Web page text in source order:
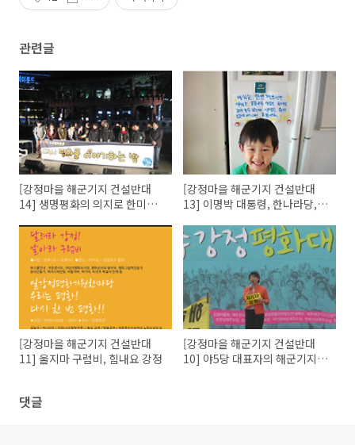
관련글
[강정마을 해군기지 건설반대
14] 생명평화의 의지로 한미
[강정마을 해군기지 건설반대
13] 이명박 대통령, 한나라당,
[강정마을 해군기지 건설반대
11] 울지마 구럼비, 힘내요 강정
[강정마을 해군기지 건설반대
10] 야5당 대표자의 해군기지
댓글